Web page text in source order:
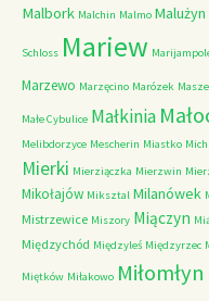
Malbork Malchin Malmo Malużyn
Schloss Mariew
Marzewo Marzęcino Marózek
Małe Cybulice Małkinia
Melibdorzyce Mescherin Miastko
Mierki Mierziączka Mierzwin
Mikołajów Miksztal Milanówek
Mistrzewice Miszory Miączyn
Międzychód Międzyleś Międzyrzec
Miętków Miłakowo Miłomłyn